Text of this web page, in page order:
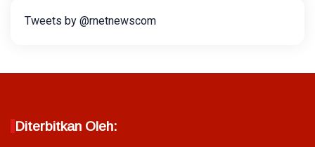
Tweets by @rnetnewscom
Diterbitkan Oleh: